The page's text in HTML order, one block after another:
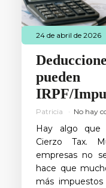
24 de abril de 2026
IRPF/
Patricia No hay
Hay algo que
Cierzo Tax.
empresas no
hace que
más impuestos